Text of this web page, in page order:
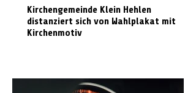
Kirchengemeinde Klein Hehlen
distanziert sich von Wahlplakat mit
Kirchenmotiv